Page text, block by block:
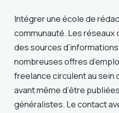
Intégrer une école de
communauté. Les réseaux
des sources
nombreuses offres
freelance circulent au sein
avant même d’être
généralistes. Le contact